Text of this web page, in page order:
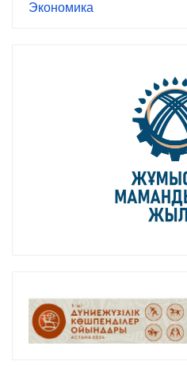
Экономика